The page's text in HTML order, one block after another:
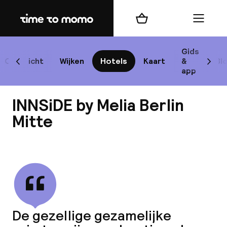
Home
Overzicht Wijken Hotels Kaart
Gids
&
app
Scroll naar links
Winkelmand Menu
INNSiDE by Melia Berlin
Mitte
De gezellige gezamelijke